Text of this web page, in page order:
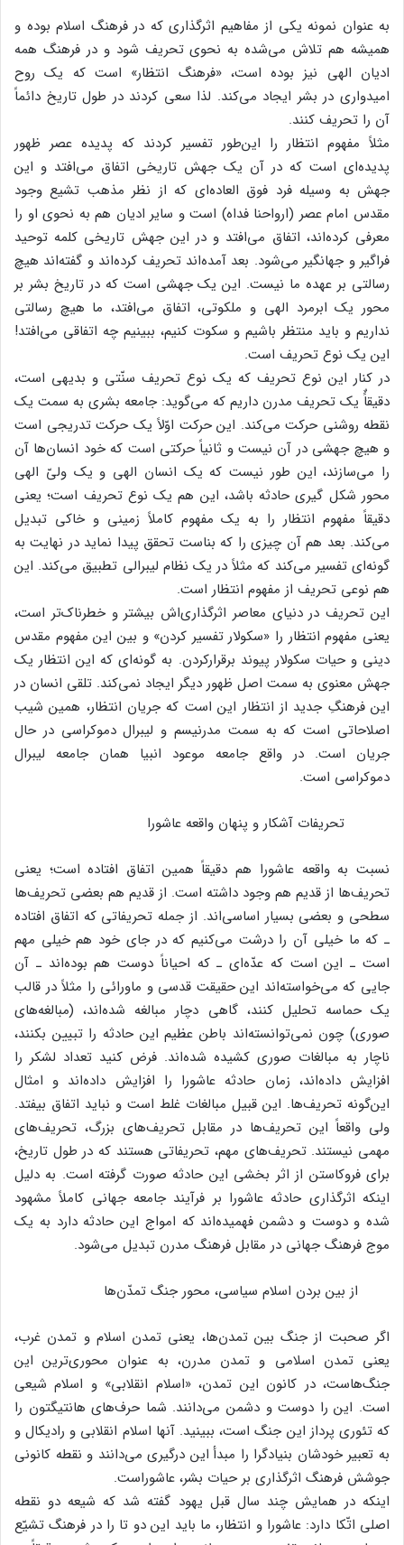
به عنوان نمونه یکی از مفاهیم اثرگذاری که در فرهنگ اسلام بوده و
همیشه هم تلاش می‌شده به نحوی تحریف شود و در فرهنگ همه
ادیان الهی نیز بوده است، «فرهنگ انتظار» است که یک روح
امیدواری در بشر ایجاد می‌کند. لذا سعی کردند در طول تاریخ دائماً
آن را تحریف کنند.
مثلاً مفهوم انتظار را این‌طور تفسیر کردند که پدیده عصر ظهور
پدیده‌ای است که در آن یک جهش تاریخی اتفاق می‌افتد و این
جهش به وسیله فرد فوق العاده‌ای که از نظر مذهب تشیع وجود
مقدس امام عصر (ارواحنا فداه) است و سایر ادیان هم به نحوی او را
معرفی کرده‌اند، اتفاق می‌افتد و در این جهش تاریخی کلمه توحید
فراگیر و جهانگیر می‌شود. بعد آمده‌اند تحریف کرده‌اند و گفته‌اند هیچ
رسالتی بر عهده ما نیست. این یک جهشی است که در تاریخ بشر بر
محور یک ابرمرد الهی و ملکوتی، اتفاق می‌افتد، ما هیچ رسالتی
نداریم و باید منتظر باشیم و سکوت کنیم، ببینیم چه اتفاقی می‌افتد!
این یک نوع تحریف است.
در کنار این نوع تحریف که یک نوع تحریف سنّتی و بدیهی است،
دقیقاًٌ یک تحریف مدرن داریم که می‌گوید: جامعه بشری به سمت یک
نقطه روشنی حرکت می‌کند. این حرکت اوّلاً یک حرکت تدریجی است
و هیچ جهشی در آن نیست و ثانیاً حرکتی است که خود انسان‌ها آن
را می‌سازند، این طور نیست که یک انسان الهی و یک ولیّ الهی
محور شکل گیری حادثه باشد، این هم یک نوع تحریف است؛ یعنی
دقیقاً مفهوم انتظار را به یک مفهوم کاملاً زمینی و خاکی تبدیل
می‌کند. بعد هم آن چیزی را که بناست تحقق پیدا نماید در نهایت به
گونه‌ای تفسیر می‌کند که مثلاً در یک نظام لیبرالی تطبیق می‌کند. این
هم نوعی تحریف از مفهوم انتظار است.
این تحریف در دنیای معاصر اثرگذاری‌اش بیشتر و خطرناک‌تر است،
یعنی مفهوم انتظار را «سکولار تفسیر کردن» و بین این مفهوم مقدس
دینی و حیات سکولار پیوند برقرارکردن. به گونه‌ای که این انتظار یک
جهش معنوی به سمت اصل ظهور دیگر ایجاد نمی‌کند. تلقی انسان در
این فرهنگِ جدید از انتظار این است که جریان انتظار، همین شیب
اصلاحاتی است که به سمت مدرنیسم و لیبرال دموکراسی در حال
جریان است. در واقع جامعه موعود انبیا همان جامعه لیبرال
دموکراسی است.
تحریفات آشکار و پنهان واقعه عاشورا
نسبت به واقعه عاشورا هم دقیقاً همین اتفاق افتاده است؛ یعنی
تحریف‌ها از قدیم هم وجود داشته است. از قدیم هم بعضی تحریف‌ها
سطحی و بعضی بسیار اساسی‌اند. از جمله تحریفاتی که اتفاق افتاده
ـ که ما خیلی آن را درشت می‌کنیم که در جای خود هم خیلی مهم
است ـ این است که عدّه‌ای ـ که احیاناً دوست هم بوده‌اند ـ آن
جایی که می‌خواسته‌اند این حقیقت قدسی و ماورائی را مثلاً در قالب
یک حماسه تحلیل کنند، گاهی دچار مبالغه شده‌اند، (مبالغه‌های
صوری) چون نمی‌توانسته‌اند باطن عظیم این حادثه را تبیین بکنند،
ناچار به مبالغات صوری کشیده شده‌اند. فرض کنید تعداد لشکر را
افزایش داده‌اند، زمان حادثه عاشورا را افزایش داده‌اند و امثال
این‌گونه تحریف‌ها. این قبیل مبالغات غلط است و نباید اتفاق بیفتد.
ولی واقعاً این تحریف‌ها در مقابل تحریف‌های بزرگ، تحریف‌های
مهمی نیستند. تحریف‌های مهم، تحریفاتی هستند که در طول تاریخ،
برای فروکاستن از اثر بخشی این حادثه صورت گرفته است. به دلیل
اینکه اثرگذاری حادثه عاشورا بر فرآیند جامعه جهانی کاملاً مشهود
شده و دوست و دشمن فهمیده‌اند که امواج این حادثه دارد به یک
موج فرهنگ جهانی در مقابل فرهنگ مدرن تبدیل می‌شود.
از بین بردن اسلام سیاسی، محور جنگ تمدّن‌ها
اگر صحبت از جنگ بین تمدن‌ها، یعنی تمدن اسلام و تمدن غرب،
یعنی تمدن اسلامی و تمدن مدرن، به عنوان محوری‌ترین این
جنگ‌هاست، در کانون این تمدن، «اسلام انقلابی» و اسلام شیعی
است. این را دوست و دشمن می‌دانند. شما حرف‌های هانتیگتون را
که تئوری پرداز این جنگ است، ببینید. آنها اسلام انقلابی و رادیکال و
به تعبیر خودشان بنیادگرا را مبدأ این درگیری می‌دانند و نقطه کانونی
جوشش فرهنگ اثرگذاری بر حیات بشر، عاشوراست.
اینکه در همایش چند سال قبل یهود گفته شد که شیعه دو نقطه
اصلی اتّکا دارد: عاشورا و انتظار، ما باید این دو تا را در فرهنگ تشیّع